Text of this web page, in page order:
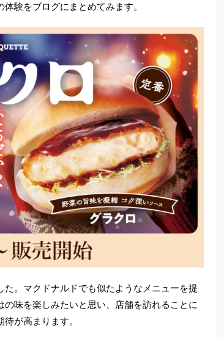
験をブログにまとめてみます。
た。マクドナルドでも似たようなメニューを提
味を楽しみたいと思い、店舗を訪れることに
が高まります。